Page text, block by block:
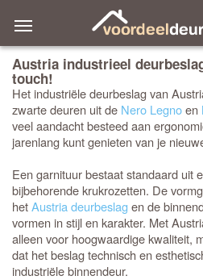
Austria industrieel
touch!
Het industriële deurbeslag van
zwarte deuren uit de Nero Legnoen
veel aandacht besteed aan
jarenlang kunt genieten van je
Een garnituur bestaat standaard uit
bijbehorende krukrozetten. De
hetAustria deurbeslagen de
vormen in stijl en karakter. Met
alleen voor hoogwaardige kwaliteit,
dat het beslag technisch en
industriële binnendeur.